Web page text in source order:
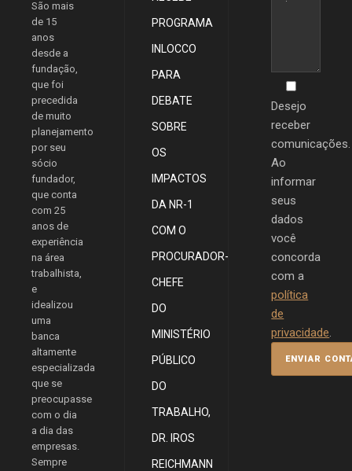
São mais
de 15
anos
desde a
fundação,
que foi
precedida
de muito
planejamento
por seu
sócio
fundador,
que conta
com 25
anos de
experiência
na área
trabalhista,
e
idealizou
uma
banca
altamente
especializada
que se
preocupasse
com o dia
a dia das
empresas.
Sempre
PROGRAMA
INLOCCO
PARA
DEBATE
SOBRE
OS
IMPACTOS
DA NR-1
COM O
PROCURADOR-
CHEFE
DO
MINISTÉRIO
PÚBLICO
DO
TRABALHO,
DR. IROS
REICHMANN
Desejo
receber
comunicações.
Ao
informar
seus
dados
você
concorda
com a
política
de
privacidade.